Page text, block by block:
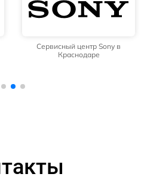
Сервисный центр Sony в
Краснодаре